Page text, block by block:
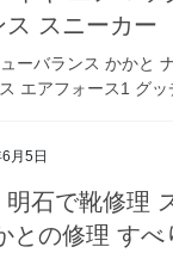
ス スニーカー
ーバランス かかと
エアフォース1 グ
月5日
明石で靴修理
との修理 す